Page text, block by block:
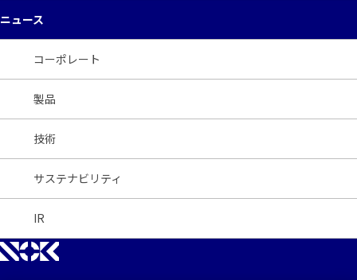
ニュース
コーポレート
製品
技術
サステナビリティ
IR